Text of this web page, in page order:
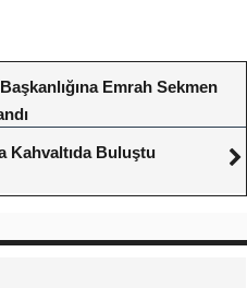
Emrah Sekmen
Kahvaltıda Buluştu